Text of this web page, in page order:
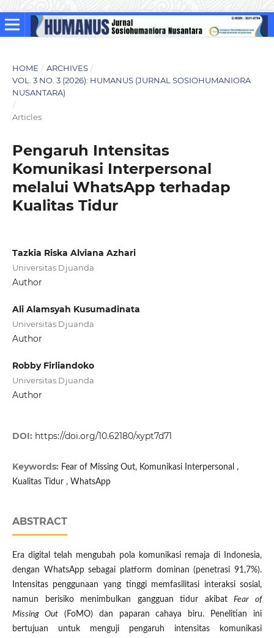
HOME / ARCHIVES /
VOL. 3 NO. 3 (2026): HUMANUS (JURNAL SOSIOHUMANIORA
NUSANTARA)
/
Articles
Pengaruh Intensitas
Komunikasi Interpersonal
melalui WhatsApp terhadap
Kualitas Tidur
Tazkia Riska Alviana Azhari
Universitas Djuanda
Author
Ali Alamsyah Kusumadinata
Universitas Djuanda
Author
Robby Firliandoko
Universitas Djuanda
Author
DOI: https://doi.org/10.62180/xypt7d71
Keywords: Fear of Missing Out, Komunikasi Interpersonal ,
Kualitas Tidur , WhatsApp
ABSTRACT
Era digital telah mengubah pola komunikasi remaja di Indonesia,
dengan WhatsApp sebagai platform dominan (penetrasi 91,7%).
Intensitas penggunaan yang tinggi memfasilitasi interaksi sosial,
namun berisiko menimbulkan gangguan tidur akibatFear of
Missing Out(FoMO) dan paparan cahaya biru. Penelitian ini
bertujuan untuk menguji pengaruh intensitas komunikasi